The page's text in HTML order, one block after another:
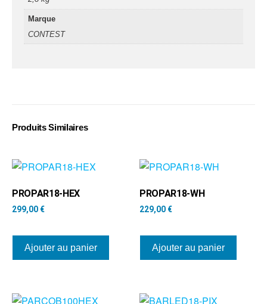
Marque
CONTEST
Produits Similaires
PROPAR18-HEX
299,00 €
Ajouter au panier
PROPAR18-WH
229,00 €
Ajouter au panier